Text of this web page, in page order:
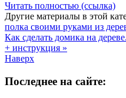
Читать полностью (ссылка)
Другие материалы в этой
полка своими руками из
Как сделать домика на
+ инструкция »
Наверх
Последнее на сайте: